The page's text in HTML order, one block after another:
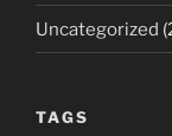
Uncategorized
TAGS